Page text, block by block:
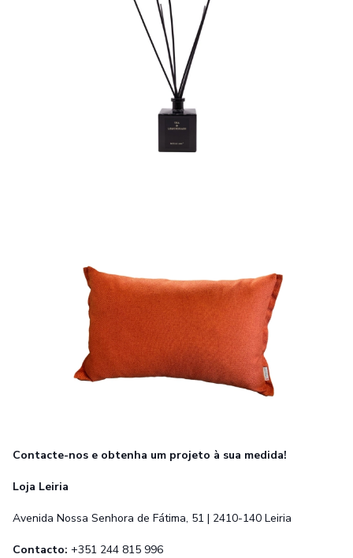
Contacte-nos e obtenha um projeto à sua medida!
Loja Leiria
Avenida Nossa Senhora de Fátima, 51 | 2410-140 Leiria
Contacto: +351 244 815 996